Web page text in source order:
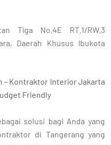
Tiga No.4E RT.1/RW.3
Daerah Khusus Ibukota
– Kontraktor Interior Jakarta
Friendly
solusi bagi Anda yang
di Tangerang yang